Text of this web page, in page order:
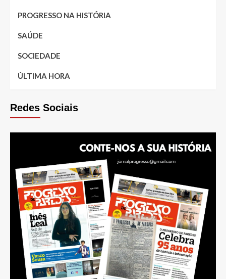
PROGRESSO NA HISTÓRIA
SAÚDE
SOCIEDADE
ÚLTIMA HORA
Redes Sociais